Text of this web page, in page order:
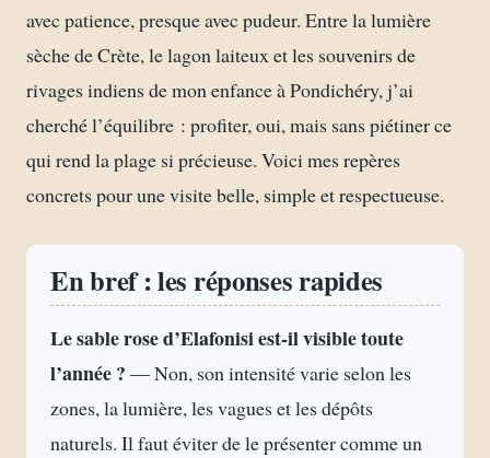
avec patience, presque avec pudeur. Entre la lumière
sèche de Crète, le lagon laiteux et les souvenirs de
rivages indiens de mon enfance à Pondichéry, j’ai
cherché l’équilibre : profiter, oui, mais sans piétiner ce
qui rend la plage si précieuse. Voici mes repères
concrets pour une visite belle, simple et respectueuse.
En bref : les réponses rapides
Le sable rose d’Elafonisi est-il visible toute
l’année ? — Non, son intensité varie selon les
zones, la lumière, les vagues et les dépôts
naturels. Il faut éviter de le présenter comme un